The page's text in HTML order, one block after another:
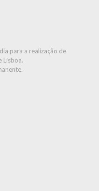
para a realização de
Lisboa.